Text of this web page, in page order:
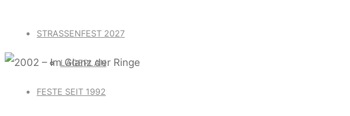
STRASSENFEST 2027
LAGEPLAN
FESTE SEIT 1992